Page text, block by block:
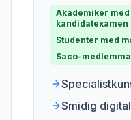
Akademiker
kandidatexamen
Studenter med
Saco-
Smidig